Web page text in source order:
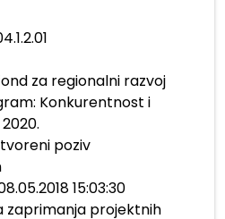
za regionalni razvoj
Konkurentnost i
poziv
15:03:30
zaprimanja projektnih